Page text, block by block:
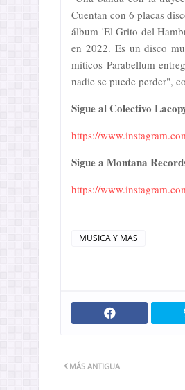
Cuentan con 6 placas
álbum 'El Grito del
en 2022. Es un disco
míticos Parabellum
nadie se puede perder",
Sigue al Colectivo
https://
Sigue a Montana
https://
MUSICA Y MAS
MÁS ANTIGUA